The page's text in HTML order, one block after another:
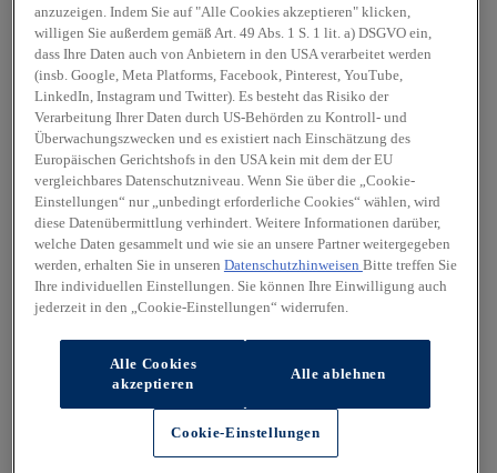
anzuzeigen. Indem Sie auf "Alle Cookies akzeptieren" klicken,
willigen Sie außerdem gemäß Art. 49 Abs. 1 S. 1 lit. a) DSGVO ein,
dass Ihre Daten auch von Anbietern in den USA verarbeitet werden
(insb. Google, Meta Platforms, Facebook, Pinterest, YouTube,
LinkedIn, Instagram und Twitter). Es besteht das Risiko der
Verarbeitung Ihrer Daten durch US-Behörden zu Kontroll- und
Überwachungszwecken und es existiert nach Einschätzung des
Europäischen Gerichtshofs in den USA kein mit dem der EU
vergleichbares Datenschutzniveau. Wenn Sie über die „Cookie-
Einstellungen“ nur „unbedingt erforderliche Cookies“ wählen, wird
diese Datenübermittlung verhindert. Weitere Informationen darüber,
welche Daten gesammelt und wie sie an unsere Partner weitergegeben
werden, erhalten Sie in unseren Datenschutzhinweisen Bitte treffen Sie
Ihre individuellen Einstellungen. Sie können Ihre Einwilligung auch
jederzeit in den „Cookie-Einstellungen“ widerrufen.
Alle Cookies
akzeptieren
Alle ablehnen
Cookie-Einstellungen